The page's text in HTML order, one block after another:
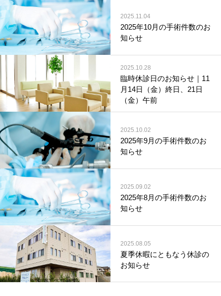
2025.11.04
2025年10月の手術件数のお
知らせ
2025.10.28
臨時休診日のお知らせ｜11
月14日（金）終日、21日
（金）午前
2025.10.02
2025年9月の手術件数のお
知らせ
2025.09.02
2025年8月の手術件数のお
知らせ
2025.08.05
夏季休暇にともなう休診の
お知らせ